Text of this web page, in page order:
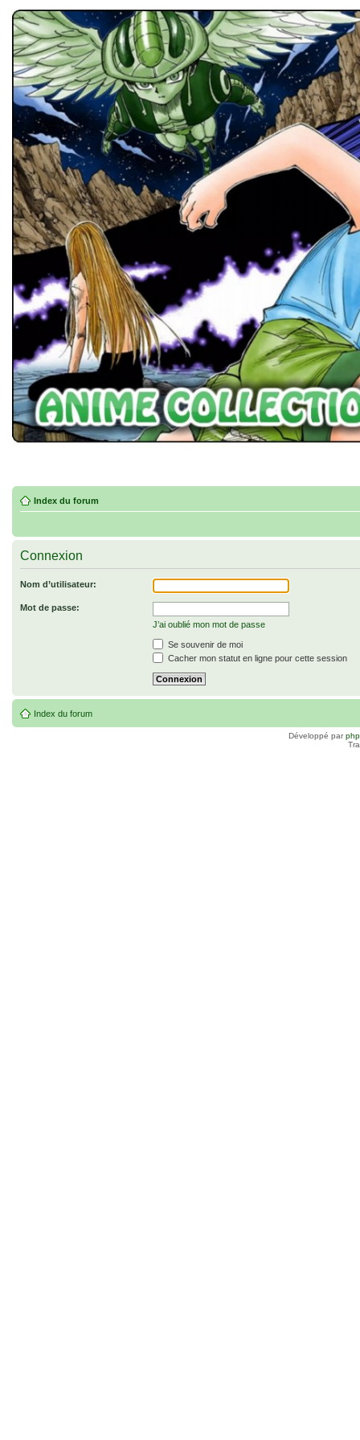
Index du forum
Connexion
Nom d’utilisateur:
Mot de passe:
J’ai oublié mon mot de passe
Se souvenir de moi
Cacher mon statut en ligne pour cette session
Index du forum
Développé par